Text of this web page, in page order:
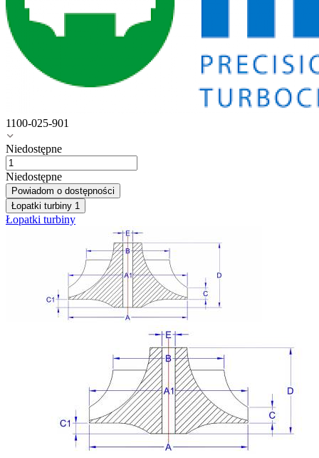
1100-025-901
Niedostępne
Niedostępne
Powiadom o dostępności
Łopatki turbiny 1
Łopatki turbiny